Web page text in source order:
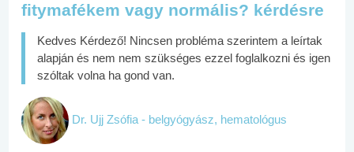
fitymafékem vagy normális? kérdésre
Kedves Kérdező! Nincsen probléma szerintem a leírtak
alapján és nem nem szükséges ezzel foglalkozni és igen
szóltak volna ha gond van.
Dr. Ujj Zsófia - belgyógyász, hematológus